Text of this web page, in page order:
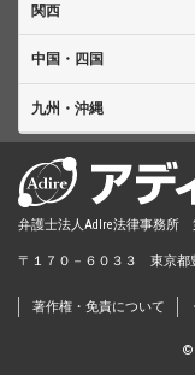
関西
中国・四国
九州・沖縄
弁護士法人AdIre法律事務所
〒１７０－６０３３ 東京都
著作権・免責について
©